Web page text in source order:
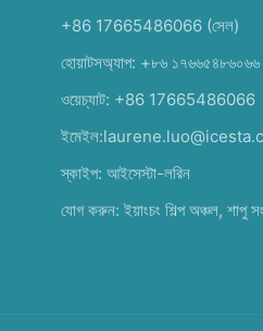
+86 17665486066 (সেল)
হোয়াটসঅ্যাপ: +৮৬ ১৭৬৬৫৪৮৬০৬৬
ওয়েচ্যাট: +86 17665486066
ইমেইল:
স্কাইপ: আইসেস্টা-লরিন
যোগ করুন: ইয়াংচং শিল্প অঞ্চল, শাপু